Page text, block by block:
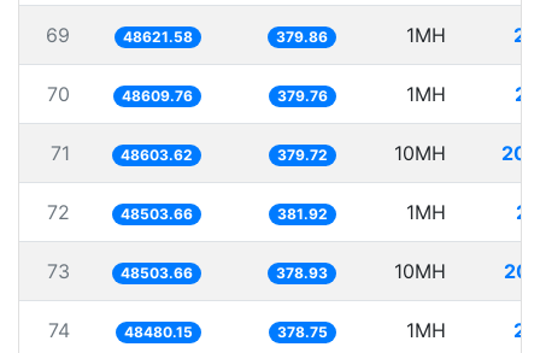
69 48621.58 379.86 1MH
70 48609.76 379.76 1MH
71 48603.62 379.72 10MH
72 48503.66 381.92 1MH
73 48503.66 378.93 10MH
74 48480.15 378.75 1MH